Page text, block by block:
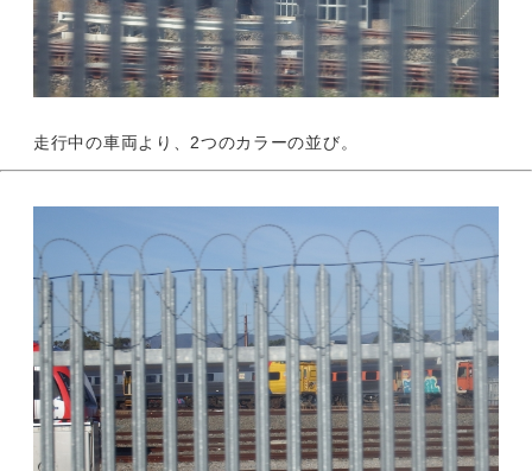
走行中の車両より、2つのカラーの並び。